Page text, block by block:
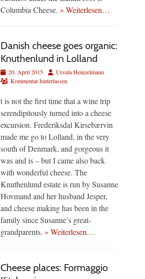
Columbia Cheese. » Weiterlesen…
Danish cheese goes organic:
Knuthenlund in Lolland
Veröffentlicht
am
20. April 2015 AutorUrsula Heinzelmann
Kommentar hinterlassen
t is not the first time that a wine trip
serendipitously turned into a cheese
excursion. Frederiksdal Kirsebærvin
made me go to Lolland, in the very
south of Denmark, and gorgeous it
was and is – but I came also back
with wonderful cheese. The
Knuthenlund estate is run by Susanne
Hovmand and her husband Jesper,
and cheese making has been in the
family since Susanne’s great-
grandparents. » Weiterlesen…
Cheese places: Formaggio